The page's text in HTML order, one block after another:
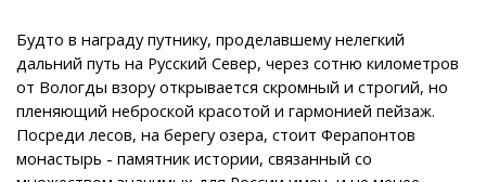
Будто в награду путнику, проделавшему нелегкий
дальний путь на Русский Север, через сотню километров
от Вологды взору открывается скромный и строгий, но
пленяющий неброской красотой и гармонией пейзаж.
Посреди лесов, на берегу озера, стоит Ферапонтов
монастырь - памятник истории, связанный со